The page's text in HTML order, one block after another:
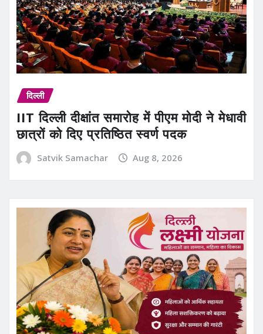
दिल्ली
IIT दिल्ली दीक्षांत समारोह में पीएम मोदी ने मेधावी
छात्रों को दिए प्रतिष्ठित स्वर्ण पदक
Satvik Samachar Aug 8, 2026